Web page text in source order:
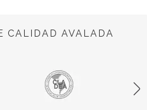
CALIDAD AVALADA